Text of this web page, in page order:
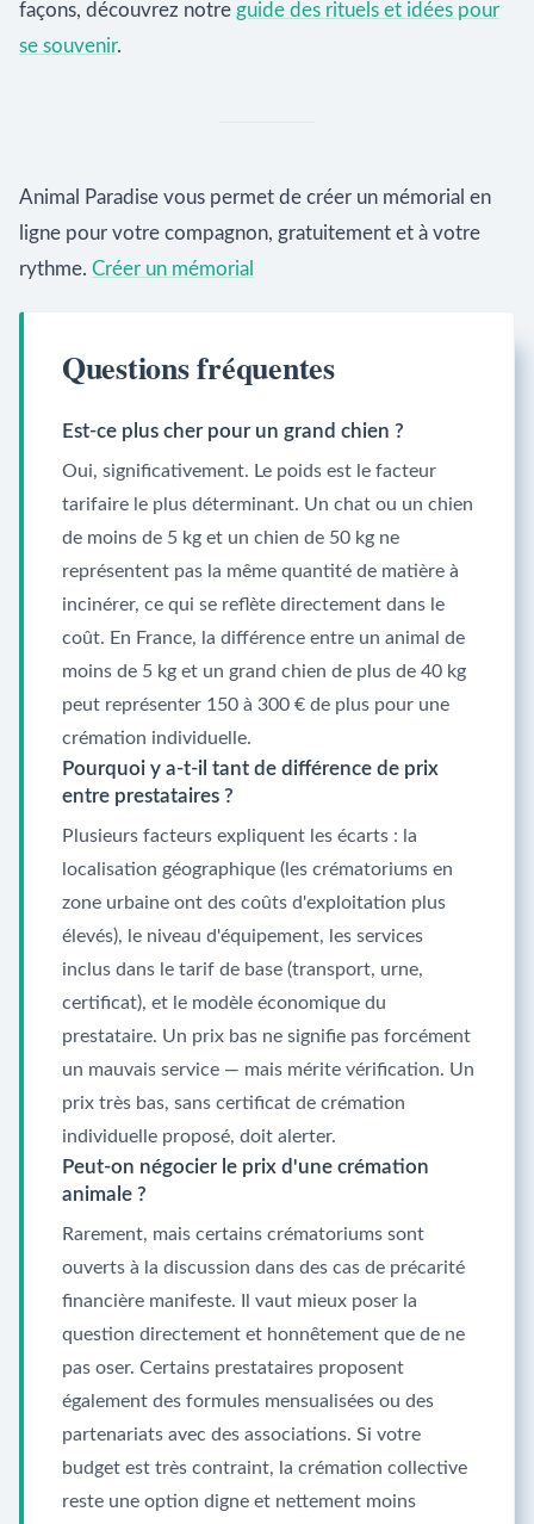
façons, découvrez notre guide des rituels et idées pour
se souvenir.
Animal Paradise vous permet de créer un mémorial en
ligne pour votre compagnon, gratuitement et à votre
rythme. Créer un mémorial
Questions fréquentes
Est-ce plus cher pour un grand chien ?
Oui, significativement. Le poids est le facteur
tarifaire le plus déterminant. Un chat ou un chien
de moins de 5 kg et un chien de 50 kg ne
représentent pas la même quantité de matière à
incinérer, ce qui se reflète directement dans le
coût. En France, la différence entre un animal de
moins de 5 kg et un grand chien de plus de 40 kg
peut représenter 150 à 300 € de plus pour une
crémation individuelle.
Pourquoi y a-t-il tant de différence de prix
entre prestataires ?
Plusieurs facteurs expliquent les écarts : la
localisation géographique (les crématoriums en
zone urbaine ont des coûts d'exploitation plus
élevés), le niveau d'équipement, les services
inclus dans le tarif de base (transport, urne,
certificat), et le modèle économique du
prestataire. Un prix bas ne signifie pas forcément
un mauvais service — mais mérite vérification. Un
prix très bas, sans certificat de crémation
individuelle proposé, doit alerter.
Peut-on négocier le prix d'une crémation
animale ?
Rarement, mais certains crématoriums sont
ouverts à la discussion dans des cas de précarité
financière manifeste. Il vaut mieux poser la
question directement et honnêtement que de ne
pas oser. Certains prestataires proposent
également des formules mensualisées ou des
partenariats avec des associations. Si votre
budget est très contraint, la crémation collective
reste une option digne et nettement moins